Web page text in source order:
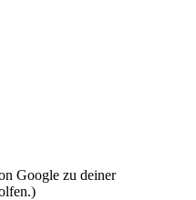
Google zu deiner